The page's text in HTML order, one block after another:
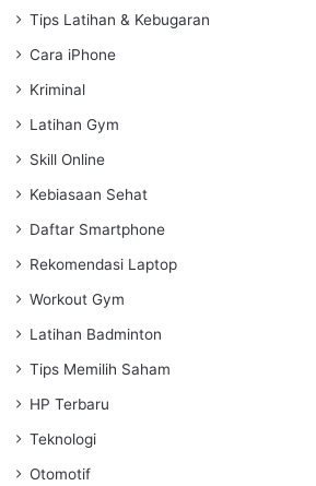
Tips Latihan & Kebugaran
Cara iPhone
Kriminal
Latihan Gym
Skill Online
Kebiasaan Sehat
Daftar Smartphone
Rekomendasi Laptop
Workout Gym
Latihan Badminton
Tips Memilih Saham
HP Terbaru
Teknologi
Otomotif